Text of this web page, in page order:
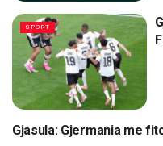
SPORT
SPORT
Gjasula: Gjermania me